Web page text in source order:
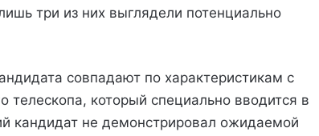
три из них выглядели потенциально
совпадают по характеристикам с
который специально вводится в
кандидат не демонстрировал ожидаемой